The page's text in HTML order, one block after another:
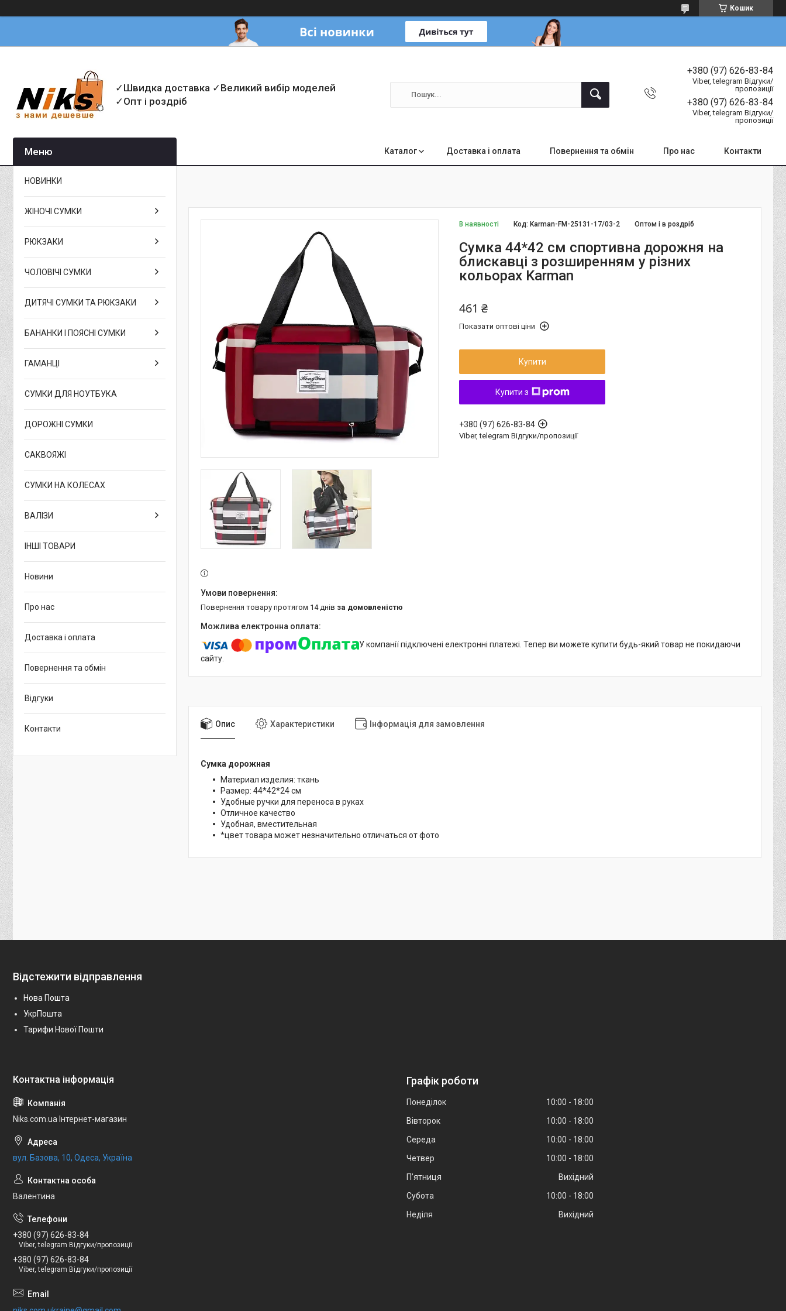
Кошик
✓Швидка доставка ✓Великий вибір моделей
✓Опт і роздріб
+380 (97) 626-83-84
Viber, telegram Відгуки/
пропозиції
+380 (97) 626-83-84
Viber, telegram Відгуки/
пропозиції
Каталог Доставка і оплата Повернення та обмін Про нас Контакти
В наявності Оптом і в роздріб
Код:Karman-FM-25131-17/03-2
Сумка 44*42 см спортивна дорожня на
блискавці з розширенням у різних
кольорах Karman
461 ₴
Показати оптові ціни
Купити
Купити з
+380 (97) 626-83-84
Viber, telegram Відгуки/пропозиції
повернення товару протягом 14 днів за домовленістю
У компанії підключені електронні платежі. Тепер ви можете купити будь-який товар не покидаючи
сайту.
Опис Характеристики Інформація для замовлення
Сумка дорожная
Материал изделия: ткань
Размер: 44*42*24 см
Удобные ручки для переноса в руках
Отличное качество
Удобная, вместительная
*цвет товара может незначительно отличаться от фото
НОВИНКИ
ЖІНОЧІ СУМКИ
РЮКЗАКИ
ЧОЛОВІЧІ СУМКИ
ДИТЯЧІ СУМКИ ТА РЮКЗАКИ
БАНАНКИ І ПОЯСНІ СУМКИ
ГАМАНЦІ
СУМКИ ДЛЯ НОУТБУКА
ДОРОЖНІ СУМКИ
САКВОЯЖІ
СУМКИ НА КОЛЕСАХ
ВАЛІЗИ
ІНШІ ТОВАРИ
Новини
Про нас
Доставка і оплата
Повернення та обмін
Відгуки
Контакти
Відстежити відправлення
Нова Пошта
УкрПошта
Тарифи Нової Пошти
Niks.com.ua Інтернет-магазин
вул. Базова, 10, Одеса, Україна
Валентина
+380 (97) 626-83-84
Viber, telegram Відгуки/пропозиції
+380 (97) 626-83-84
Viber, telegram Відгуки/пропозиції
Графік роботи
Понеділок 10:00
18:00
Вівторок
10:00
18:00
Середа
10:00
18:00
Четвер
10:00
18:00
Пʼятниця
Вихідний
Субота
10:00
18:00
Неділя
Вихідний